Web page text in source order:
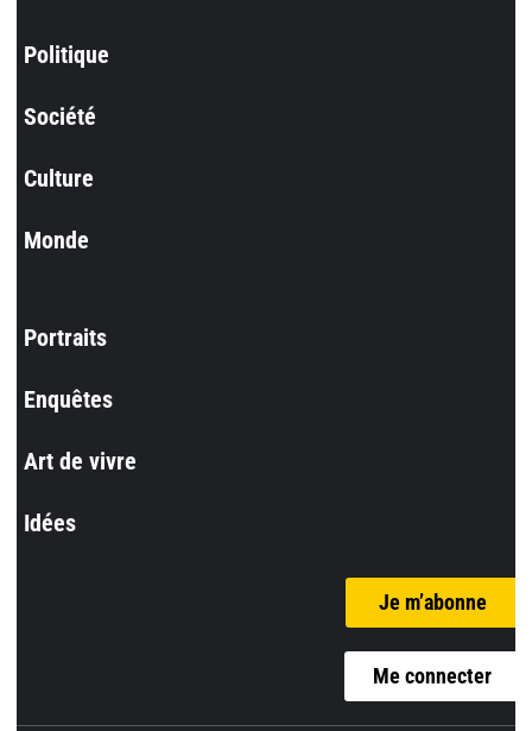
Politique
Société
Culture
Monde
Portraits
Enquêtes
Art de vivre
Idées
Je m’abonne
Me connecter